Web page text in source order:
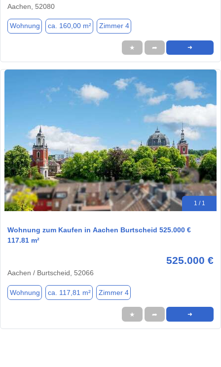
Aachen, 52080
Wohnung ca. 160,00 m² Zimmer 4
★ ➦ ➜
1 / 1
Wohnung zum Kaufen in Aachen Burtscheid 525.000 €
117.81 m²
525.000 €
Aachen / Burtscheid, 52066
Wohnung ca. 117,81 m² Zimmer 4
★ ➦ ➜